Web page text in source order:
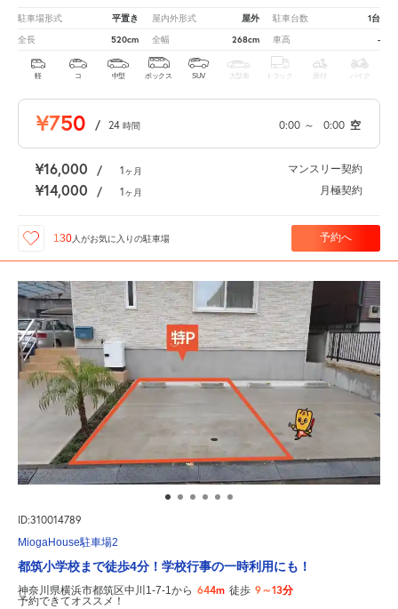
駐車場形式 平置き 屋内外形式 屋外 駐車台数 1台
全長 520cm 全幅 268cm 車高 -
軽 コ 中型 ボックス SUV 大型車 トラック 原付 バイク
¥750 / 24 時間 0:00 ～ 0:00 空
¥16,000 / 1ヶ月 マンスリー契約
¥14,000 / 1ヶ月 月極契約
130 人がお気に入りの駐車場 予約へ
ID:310014789
MiogaHouse駐車場2
都筑小学校まで徒歩4分！学校行事の一時利用にも！
神奈川県横浜市都筑区中川1-7-1から 644m 徒歩 9～13分
予約できてオススメ！